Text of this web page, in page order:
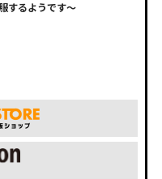
するようです～